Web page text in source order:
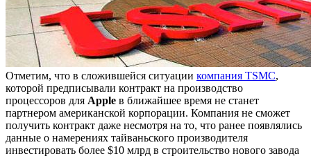
Отметим, что в сложившейся ситуации компания TSMC,
которой предписывали контракт на производство
процессоров для Apple в ближайшее время не станет
партнером американской корпорации. Компания не сможет
получить контракт даже несмотря на то, что ранее появлялись
данные о намерениях тайваньского производителя
инвестировать более $10 млрд в строительство нового завода